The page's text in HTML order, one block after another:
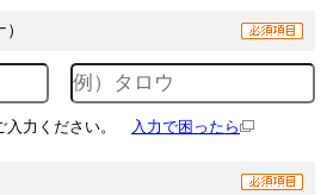
入力ください。 入力で困ったら